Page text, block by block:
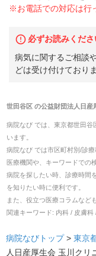
※お電話での対応は行
必ずお読みくださ
病気に関するご相談
どは受け付けており
世田谷区の公益財団法人日産
病院なび では、 東京都世田谷
います。
病院なび では市区町村別/診
医療機関や、キーワードでの
病院を探したい時、診療時間
を知りたい時に便利です。
また、役立つ医療コラムなど
関連キーワード: 内科 / 皮膚科
病院なびトップ > 東京
人日産厚生会 玉川クリ